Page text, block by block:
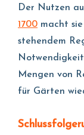
Der Nutzen
1700 macht
stehendem
Mengen von
für Gärten